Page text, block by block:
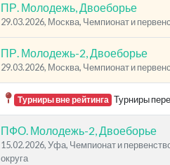
ПР. Молодежь, Двоеборье
29.03.2026, Москва, Чемпионат и
ПР. Молодежь-2, Двоеборье
29.03.2026, Москва, Чемпионат и
Турниры вне рейтинга Турниры
ПФО. Молодежь-2, Двоеборье
15.02.2026, Уфа, Чемпионат и
округа